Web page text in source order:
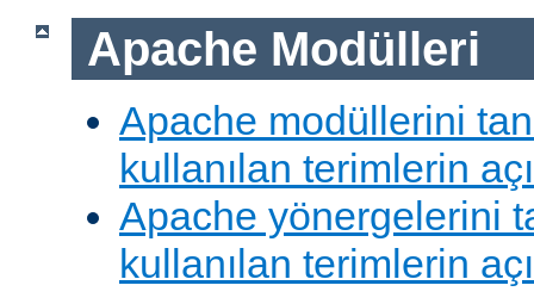
Apache Modülleri
Apache modüllerini
kullanılan terimlerin
Apache yönergelerini
kullanılan terimlerin